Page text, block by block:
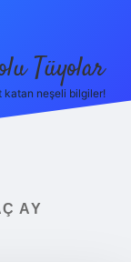
Tüyolar
katan neşeli bilgiler!
AY